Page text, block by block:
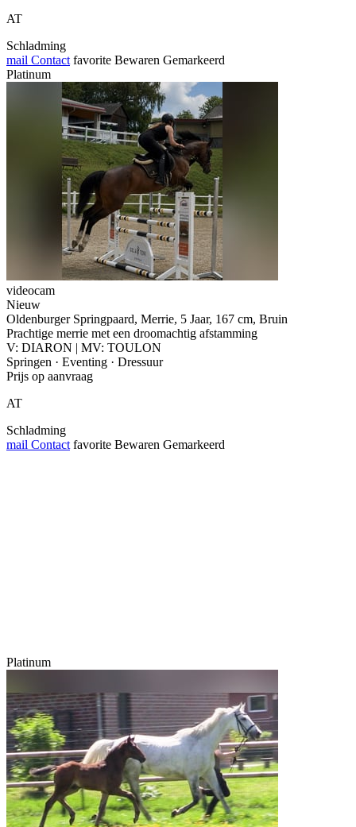
AT
Schladming
mail Contact favorite Bewaren Gemarkeerd
Platinum
videocam
Nieuw
Oldenburger Springpaard, Merrie, 5 Jaar, 167 cm, Bruin
Prachtige merrie met een droomachtig afstamming
V: DIARON | MV: TOULON
Springen · Eventing · Dressuur
Prijs op aanvraag
AT
Schladming
mail Contact favorite Bewaren Gemarkeerd
Platinum